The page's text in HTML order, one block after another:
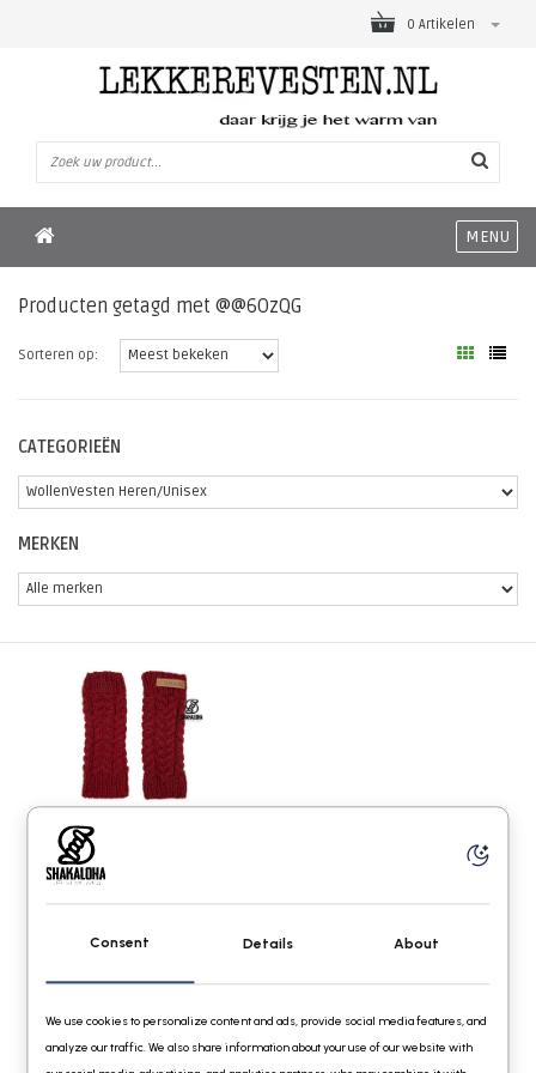
0 Artikelen
MENU
Producten getagd met @@6OzQG
Sorteren op:
CATEGORIEËN
MERKEN
Shakaloha Lucy Lewa Maroon
€22,95
Consent Details About
We use cookies to personalize content and ads, provide social media features, and
analyze our traffic. We also share information about your use of our website with